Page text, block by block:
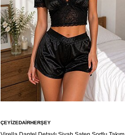
ÇEYIZEDAIRHERŞEY